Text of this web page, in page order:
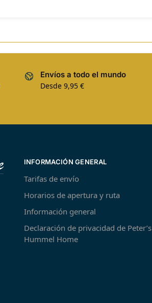
Envíos a todo el mundo
Desde 9,95 €
INFORMACIÓN GENERAL
Tarifas de envío
Horarios de apertura y ruta
Información general
Declaración de privacidad de Peter’s
Hummel Home